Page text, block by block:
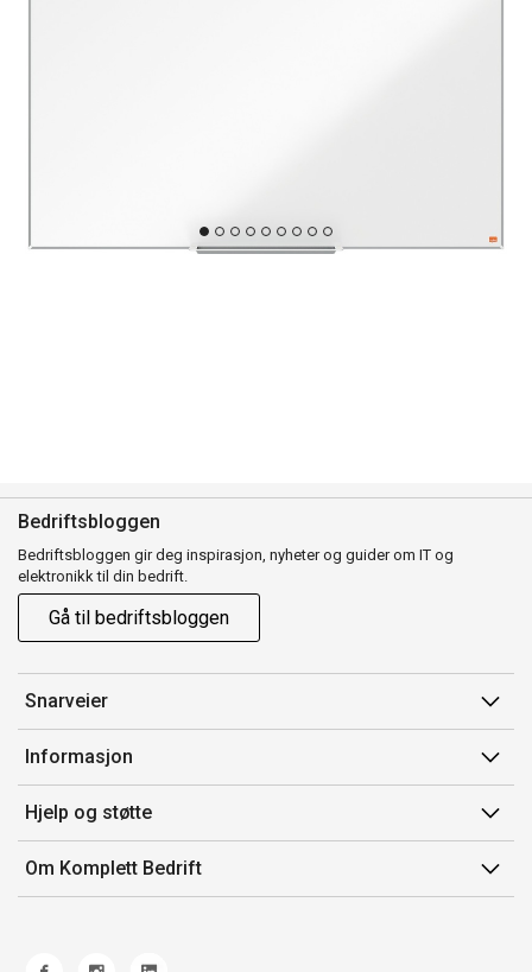
Bedriftsbloggen
Bedriftsbloggen gir deg inspirasjon, nyheter og guider om IT og
elektronikk til din bedrift.
Gå til bedriftsbloggen
Snarveier
Min side
Ordreoversikt
Mine produkter
Informasjon
Salgsbetingelser
Avtalevilkår for Komplett Bedrift Pluss
Produsenter
Hjelp og støtte
Kontakt oss
Retur
Om Komplett Bedrift